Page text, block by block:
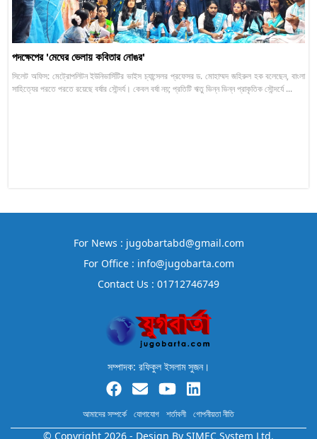
পদক্ষেপের 'মেঘের ভেলায় কবিতার নোঙর'
সিলেট অফিস: মেট্রোপলিটন ইউনিভার্সিটির ভাইস চ্যান্সেলর প্রফেসর ড. মোহাম্মদ জহিরুল হক বলেছেন, বাংলা
সাহিত্যের পরতে পরতে রয়েছে বর্ষার সৌন্দর্য। কেবল বর্ষা নয়; প্রতিটি ঋতু ভিন্ন ভিন্ন প্রাকৃতিক সৌন্দর্যে ...
For News : jugobartabd@gmail.com
For Office : info@jugobarta.com
Contact Us : 01712746749
সম্পাদক: রফিকুল ইসলাম সুজন।
আমাদের সম্পর্কে যোগাযোগ শর্তাবলী গোপনীয়তা নীতি
© Copyright 2026 - Design By SIMEC System Ltd.